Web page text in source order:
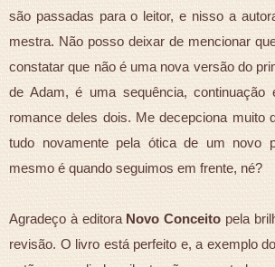
são passadas para o leitor, e nisso a
mestra. Não posso deixar de mencionar
constatar que não é uma nova versão do
de Adam, é uma sequência, continuação
romance deles dois. Me decepciona muito
tudo novamente pela ótica de um novo
mesmo é quando seguimos em frente, né?
Agradeço à editoraNovo Conceitopela
revisão. O livro está perfeito e, a exemplo